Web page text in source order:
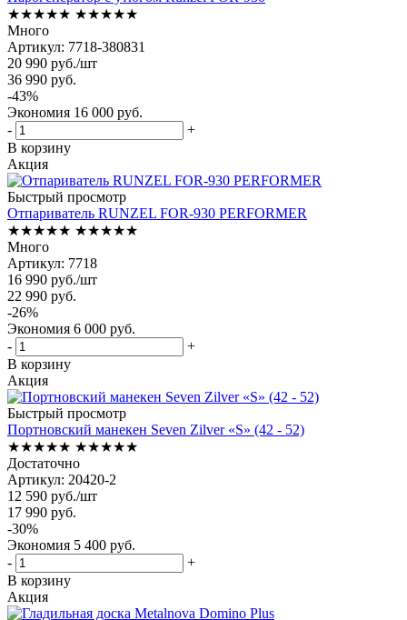
★★★★★ ★★★★★
Много
Артикул: 7718-380831
20 990 руб./шт
36 990 руб.
-43%
Экономия 16 000 руб.
-
+
В корзину
Акция
Быстрый просмотр
Отпариватель RUNZEL FOR-930 PERFORMER
★★★★★ ★★★★★
Много
Артикул: 7718
16 990 руб./шт
22 990 руб.
-26%
Экономия 6 000 руб.
-
+
В корзину
Акция
Быстрый просмотр
Портновский манекен Seven Zilver «S» (42 - 52)
★★★★★ ★★★★★
Достаточно
Артикул: 20420-2
12 590 руб./шт
17 990 руб.
-30%
Экономия 5 400 руб.
-
+
В корзину
Акция